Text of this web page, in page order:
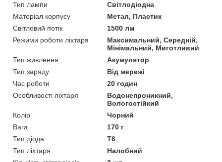
Тип лампи
Світлодіодна
Матеріал корпусу
Метал, Пластик
Світловий потік
1500 лм
Режими роботи ліхтаря
Максимальний, Середній,
Мінімальний, Миготливий
Тип живлення
Акумулятор
Тип заряду
Від мережі
Час роботи
20 годин
Особливості ліхтаря
Водонепроникний,
Вологостійкий
Колір
Чорний
Вага
170 г
Тип діода
T6
Тип ліхтаря
Налобний